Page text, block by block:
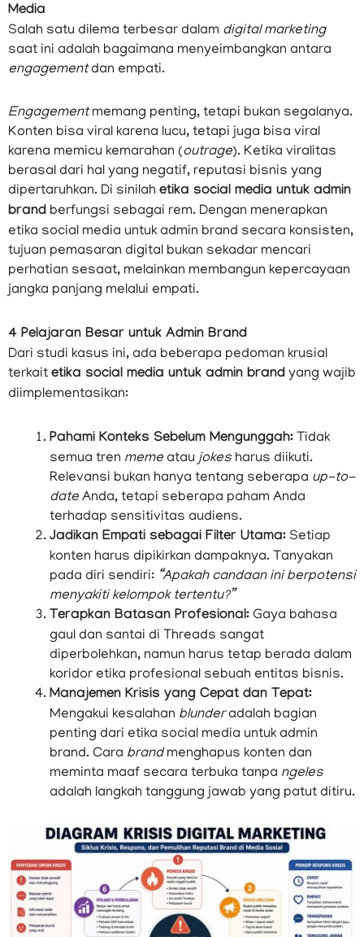
Media
Salah satu dilema terbesar dalam digital marketing
saat ini adalah bagaimana menyeimbangkan antara
engagementdan empati.
Engagementmemang penting, tetapi bukan segalanya.
Konten bisa viral karena lucu, tetapi juga bisa viral
karena memicu kemarahan (outrage). Ketika viralitas
berasal dari hal yang negatif, reputasi bisnis yang
dipertaruhkan. Di sinilah etika social media untuk admin
brand berfungsi sebagai rem. Dengan menerapkan
etika social media untuk admin brand secara konsisten,
tujuan pemasaran digital bukan sekadar mencari
perhatian sesaat, melainkan membangun kepercayaan
jangka panjang melalui empati.
4 Pelajaran Besar untuk Admin Brand
Dari studi kasus ini, ada beberapa pedoman krusial
terkait etika social media untuk admin brand yang wajib
diimplementasikan:
Pahami Konteks Sebelum Mengunggah: Tidak
semua tren meme atau jokes harus diikuti.
Relevansi bukan hanya tentang seberapa up-to-
date Anda, tetapi seberapa paham Anda
terhadap sensitivitas audiens.
Jadikan Empati sebagai Filter Utama: Setiap
konten harus dipikirkan dampaknya. Tanyakan
pada diri sendiri: “Apakah candaan ini berpotensi
menyakiti kelompok tertentu?”
Terapkan Batasan Profesional: Gaya bahasa
gaul dan santai di Threads sangat
diperbolehkan, namun harus tetap berada dalam
koridor etika profesional sebuah entitas bisnis.
Manajemen Krisis yang Cepat dan Tepat:
Mengakui kesalahan blunderadalah bagian
penting dari etika social media untuk admin
brand. Cara brandmenghapus konten dan
meminta maaf secara terbuka tanpa ngeles
adalah langkah tanggung jawab yang patut ditiru.